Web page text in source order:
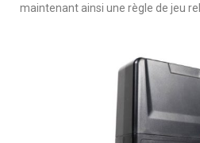
maintenant ainsi une règle de jeu